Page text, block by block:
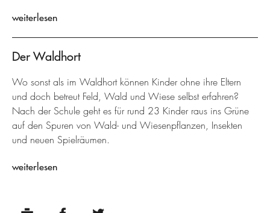
weiterlesen
Der Waldhort
Wo sonst als im Waldhort können Kinder ohne ihre Eltern
und doch betreut Feld, Wald und Wiese selbst erfahren?
Nach der Schule geht es für rund 23 Kinder raus ins Grüne
auf den Spuren von Wald- und Wiesenpflanzen, Insekten
und neuen Spielräumen.
weiterlesen